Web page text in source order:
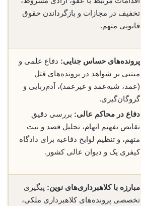
تخفیف در مجازات و بازگرداندن حقوق
قانونی متهم.
پرونده‌های حساس جنایی: دفاع علمی و
مبتنی بر شواهد در پرونده‌های قتل
(عمد، شبه‌عمد و غیرعمد)، آدم‌ربایی و
گروگان‌گیری.
دفاع در محاکم عالی: بررسی دقیق
نقایص تفهیم اتهام، تحلیل قصد و نیت
متهم، و تنظیم لوایح دفاعیه برای دادگاه
کیفری یک و دیوان عالی کشور.
مبارزه با کلاهبرداری‌های نوین: پیگیری
تخصصی پرونده‌های کلاهبرداری ملکی،